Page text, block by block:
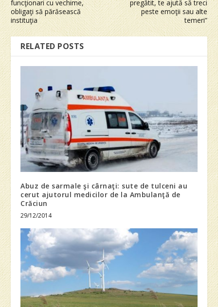
funcţionari cu vechime,
obligaţi să părăsească
instituţia
pregătit, te ajută să treci
peste emoţii sau alte
temeri”
RELATED POSTS
Abuz de sarmale şi cârnaţi: sute de tulceni au
cerut ajutorul medicilor de la Ambulanţă de
Crăciun
29/12/2014